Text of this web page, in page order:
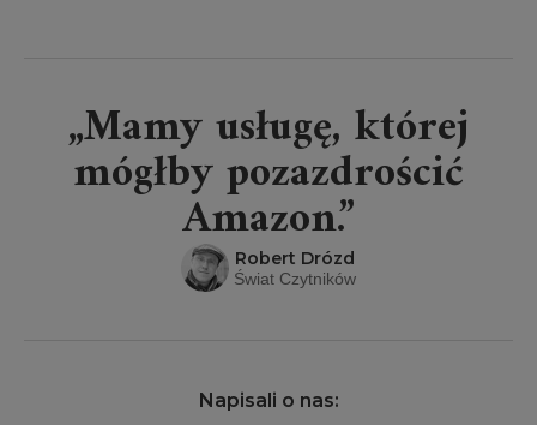
„Mamy usługę, której
mógłby pozazdrościć
Amazon.”
Robert Drózd
Świat Czytników
Napisali o nas: